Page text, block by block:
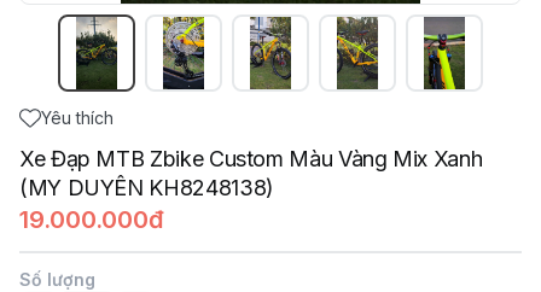
Yêu thích
Xe Đạp MTB Zbike Custom Màu Vàng Mix Xanh
(MY DUYÊN KH8248138)
19.000.000đ
Số lượng